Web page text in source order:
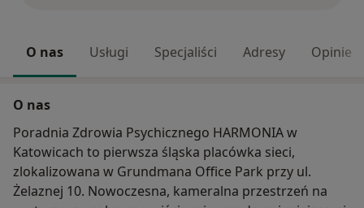
O nas Usługi Specjaliści Adresy Opinie
O nas
Poradnia Zdrowia Psychicznego HARMONIA w
Katowicach to pierwsza śląska placówka sieci,
zlokalizowana w Grundmana Office Park przy ul.
Żelaznej 10. Nowoczesna, kameralna przestrzeń na